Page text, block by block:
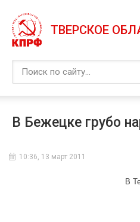
В Бежецке грубо
10:36, 13 март 2011
В